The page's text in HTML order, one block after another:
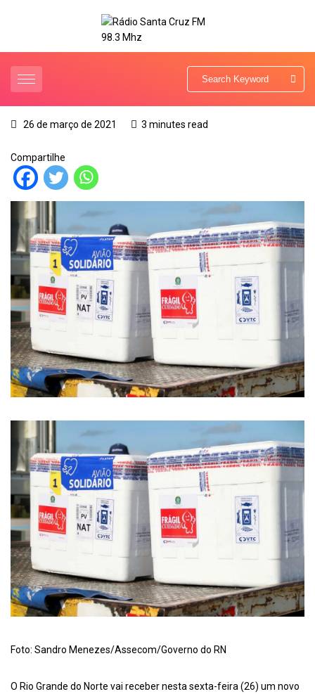
26 de março de 2021 3 minutes read
Compartilhe
Foto: Sandro Menezes/Assecom/Governo do RN
O Rio Grande do Norte vai receber nesta sexta-feira (26) um novo